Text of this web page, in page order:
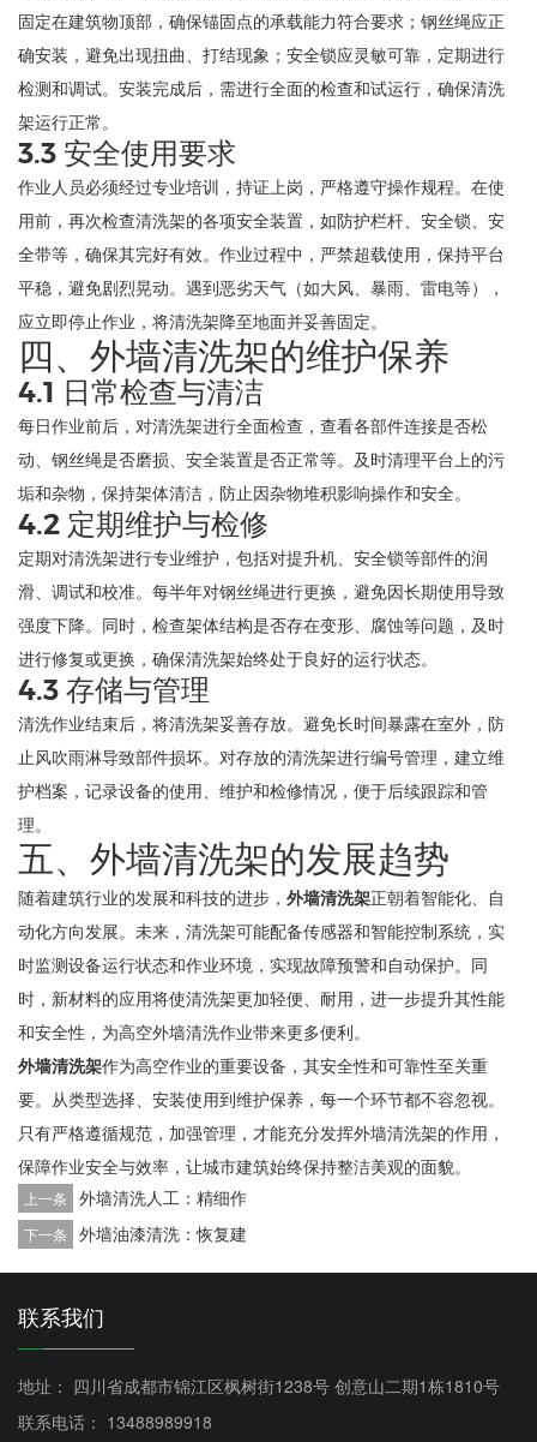
固定在建筑物顶部，确保锚固点的承载能力符合要求；钢丝绳应正
确安装，避免出现扭曲、打结现象；安全锁应灵敏可靠，定期进行
检测和调试。安装完成后，需进行全面的检查和试运行，确保清洗
架运行正常。
3.3 安全使用要求
作业人员必须经过专业培训，持证上岗，严格遵守操作规程。在使
用前，再次检查清洗架的各项安全装置，如防护栏杆、安全锁、安
全带等，确保其完好有效。作业过程中，严禁超载使用，保持平台
平稳，避免剧烈晃动。遇到恶劣天气（如大风、暴雨、雷电等），
应立即停止作业，将清洗架降至地面并妥善固定。
四、外墙清洗架的维护保养
4.1 日常检查与清洁
每日作业前后，对清洗架进行全面检查，查看各部件连接是否松
动、钢丝绳是否磨损、安全装置是否正常等。及时清理平台上的污
垢和杂物，保持架体清洁，防止因杂物堆积影响操作和安全。
4.2 定期维护与检修
定期对清洗架进行专业维护，包括对提升机、安全锁等部件的润
滑、调试和校准。每半年对钢丝绳进行更换，避免因长期使用导致
强度下降。同时，检查架体结构是否存在变形、腐蚀等问题，及时
进行修复或更换，确保清洗架始终处于良好的运行状态。
4.3 存储与管理
清洗作业结束后，将清洗架妥善存放。避免长时间暴露在室外，防
止风吹雨淋导致部件损坏。对存放的清洗架进行编号管理，建立维
护档案，记录设备的使用、维护和检修情况，便于后续跟踪和管
理。
五、外墙清洗架的发展趋势
随着建筑行业的发展和科技的进步， 外墙清洗架正朝着智能化、自
动化方向发展。未来，清洗架可能配备传感器和智能控制系统，实
时监测设备运行状态和作业环境，实现故障预警和自动保护。同
时，新材料的应用将使清洗架更加轻便、耐用，进一步提升其性能
和安全性，为高空外墙清洗作业带来更多便利。
外墙清洗架作为高空作业的重要设备，其安全性和可靠性至关重
要。从类型选择、安装使用到维护保养，每一个环节都不容忽视。
只有严格遵循规范，加强管理，才能充分发挥外墙清洗架的作用，
保障作业安全与效率，让城市建筑始终保持整洁美观的面貌。
上一条 外墙清洗人工：精细作
下一条 外墙油漆清洗：恢复建
联系我们
地址： 四川省成都市锦江区枫树街1238号 创意山二期1栋1810号
联系电话： 13488989918